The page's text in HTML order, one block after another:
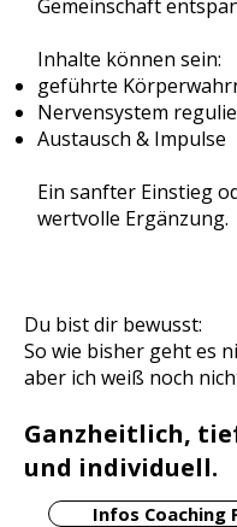
Gemeinschaft
Inhalte können sein:
geführte
Nervensystem
Austausch & Impulse
Ein sanfter Einstieg
wertvolle Ergänzung.
Du bist dir bewusst:
So wie bisher geht es
aber ich weiß noch
Ganzheitlich,
und individuell.
Infos Coaching